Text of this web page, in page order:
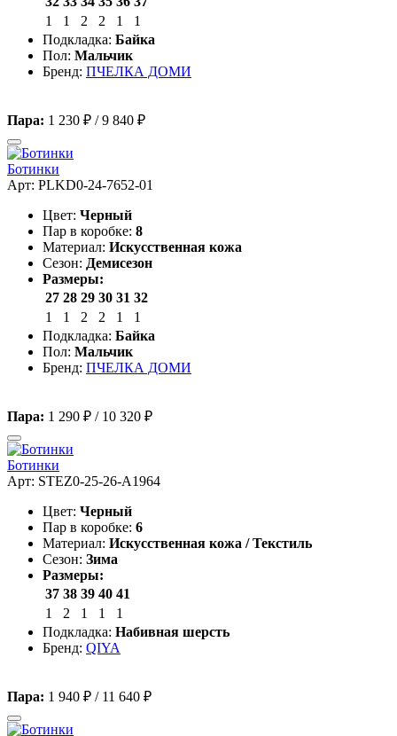
1
1 2 2 1
1
Подкладка: Байка
Пол: Мальчик
Бренд: ПЧЕЛКА ДОМИ
Пара: 1 230 ₽ /9 840 ₽
Ботинки
Арт: PLKD0-24-7652-01
Цвет: Черный
Пар в коробке: 8
Материал: Искусственная кожа
Сезон: Демисезон
Размеры:
27 28 29 30 31 32
1
1 2 2 1
1
Подкладка: Байка
Пол: Мальчик
Бренд: ПЧЕЛКА ДОМИ
Пара: 1 290 ₽ / 10 320 ₽
Ботинки
Арт: STEZ0-25-26-A1964
Цвет: Черный
Пар в коробке: 6
Материал: Искусственная кожа / Текстиль
Сезон: Зима
Размеры:
37 38 39 40 41
1
2 1 1
1
Подкладка: Набивная шерсть
Бренд: QIYA
Пара: 1 940 ₽ / 11 640 ₽